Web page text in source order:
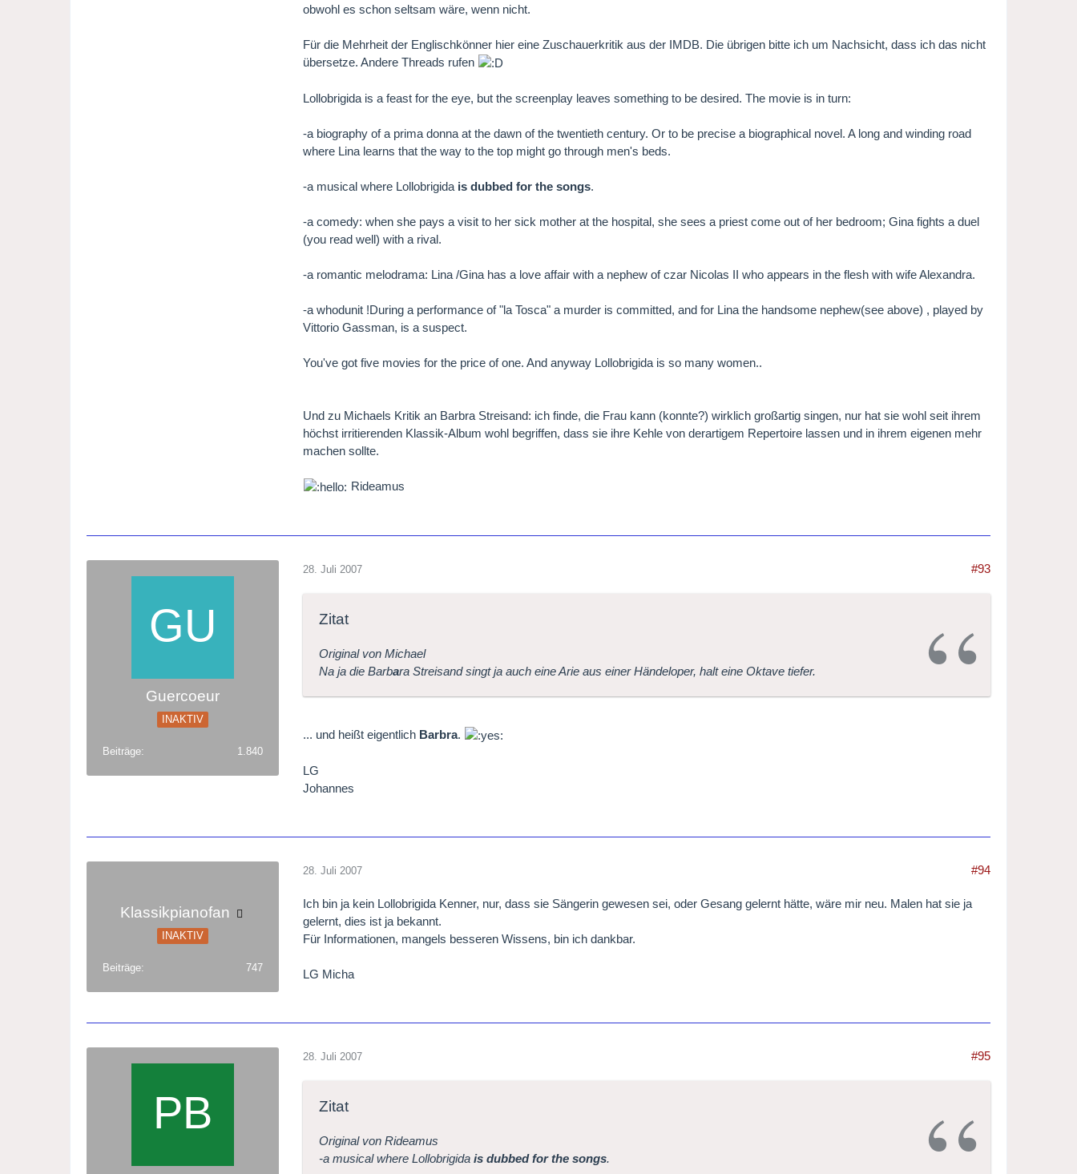
obwohl es schon seltsam wäre, wenn nicht.
Für die Mehrheit der Englischkönner hier eine Zuschauerkritik aus der IMDB. Die übrigen bitte ich um Nachsicht, dass ich das nicht
übersetze. Andere Threads rufen
Lollobrigida is a feast for the eye, but the screenplay leaves something to be desired. The movie is in turn:
-a biography of a prima donna at the dawn of the twentieth century. Or to be precise a biographical novel. A long and winding road
where Lina learns that the way to the top might go through men's beds.
-a musical where Lollobrigida is dubbed for the songs.
-a comedy: when she pays a visit to her sick mother at the hospital, she sees a priest come out of her bedroom; Gina fights a duel
(you read well) with a rival.
-a romantic melodrama: Lina /Gina has a love affair with a nephew of czar Nicolas II who appears in the flesh with wife Alexandra.
-a whodunit !During a performance of "la Tosca" a murder is committed, and for Lina the handsome nephew(see above) , played by
Vittorio Gassman, is a suspect.
You've got five movies for the price of one. And anyway Lollobrigida is so many women..
Und zu Michaels Kritik an Barbra Streisand: ich finde, die Frau kann (konnte?) wirklich großartig singen, nur hat sie wohl seit ihrem
höchst irritierenden Klassik-Album wohl begriffen, dass sie ihre Kehle von derartigem Repertoire lassen und in ihrem eigenen mehr
machen sollte.
Rideamus
Guercoeur
INAKTIV
Beiträge 1.840
28. Juli 2007 #93
Zitat
Original von Michael
Na ja die Barbara Streisand singt ja auch eine Arie aus einer Händeloper, halt eine Oktave tiefer.
... und heißt eigentlich Barbra.
LG
Johannes
Klassikpianofan
INAKTIV
Beiträge 747
28. Juli 2007 #94
Ich bin ja kein Lollobrigida Kenner, nur, dass sie Sängerin gewesen sei, oder Gesang gelernt hätte, wäre mir neu. Malen hat sie ja
gelernt, dies ist ja bekannt.
Für Informationen, mangels besseren Wissens, bin ich dankbar.
LG Micha
28. Juli 2007 #95
Zitat
Original von Rideamus
-a musical where Lollobrigidais dubbed for the songs.